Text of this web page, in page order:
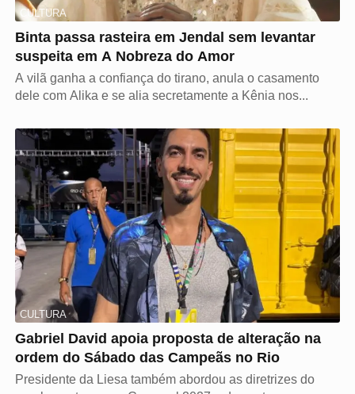
CULTURA
Binta passa rasteira em Jendal sem levantar
suspeita em A Nobreza do Amor
A vilã ganha a confiança do tirano, anula o casamento
dele com Alika e se alia secretamente a Kênia nos...
CULTURA
Gabriel David apoia proposta de alteração na
ordem do Sábado das Campeãs no Rio
Presidente da Liesa também abordou as diretrizes do